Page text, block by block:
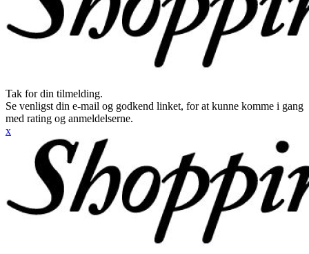
Tak for din tilmelding.
Se venligst din e-mail og godkend linket, for at kunne komme i gang
med rating og anmeldelserne.
x